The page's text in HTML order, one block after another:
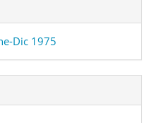
Dic 1975